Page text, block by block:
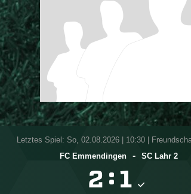
Letztes Spiel: So, 02.08.2026| 10:30 |
FC Emmendingen
- SC Lahr 2
 : 